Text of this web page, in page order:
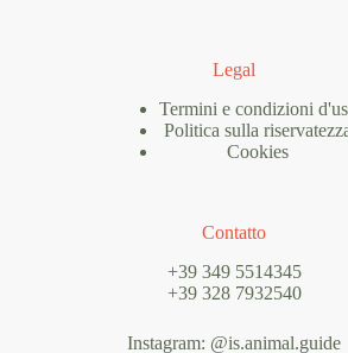
Legal
Termini e condizioni
Politica sulla
Cookies
Contatto
+39 349 5514345
+39 328 7932540
Instagram: @is.animal.guide